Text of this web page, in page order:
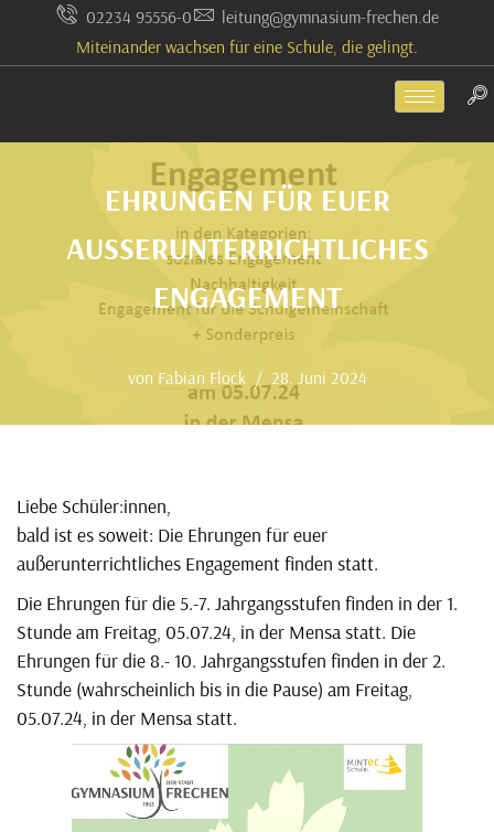
Zum
02234 95556-0
leitung@gymnasium-frechen.de
Miteinander wachsen für eine Schule, die gelingt.
EHRUNGEN FÜR EUER
AUSSERUNTERRICHTLICHES E
NGAGEMENT
von Fabian Flock 28. Juni 2024
Liebe Schüler:innen,
bald ist es soweit: Die Ehrungen für euer
außerunterrichtliches Engagement finden statt.
Die Ehrungen für die 5.-7. Jahrgangsstufen finden in der 1.
Stunde am Freitag, 05.07.24, in der Mensa statt. Die
Ehrungen für die 8.- 10. Jahrgangsstufen finden in der 2.
Stunde (wahrscheinlich bis in die Pause) am Freitag,
05.07.24, in der Mensa statt.